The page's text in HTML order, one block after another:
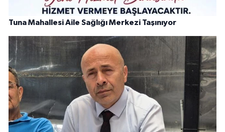
Tuna Mahallesi Aile Sağlığı Merkezi Taşınıyor